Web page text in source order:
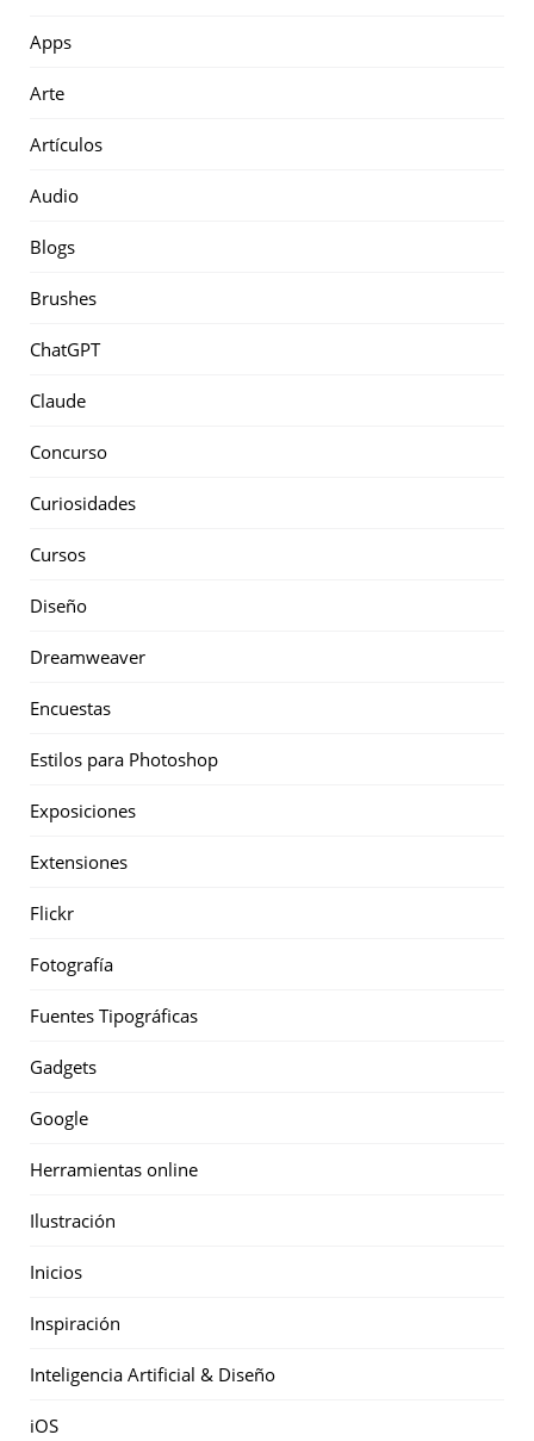
Apps
Arte
Artículos
Audio
Blogs
Brushes
ChatGPT
Claude
Concurso
Curiosidades
Cursos
Diseño
Dreamweaver
Encuestas
Estilos para Photoshop
Exposiciones
Extensiones
Flickr
Fotografía
Fuentes Tipográficas
Gadgets
Google
Herramientas online
Ilustración
Inicios
Inspiración
Inteligencia Artificial & Diseño
iOS